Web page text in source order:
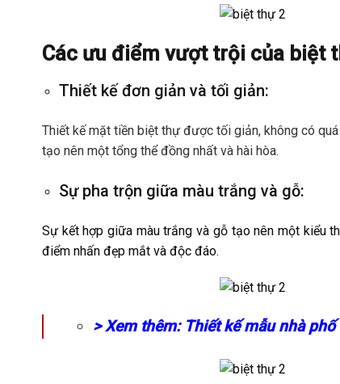
Các ưu điểm vượt trội của biệt
Thiết kế đơn giản và tối giản:
Thiết kế mặt tiền biệt thự được tối giản, không có
tạo nên một tổng thể đồng nhất và hài hòa.
Sự pha trộn giữa màu trắng và gỗ:
Sự kết hợp giữa màu trắng và gỗ tạo nên một kiểu
điểm nhấn đẹp mắt và độc đáo.
> Xem thêm: Thiết kế mẫu nhà